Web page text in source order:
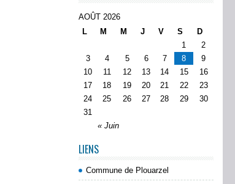
AOÛT 2026
L
M M J V S D
« Juin
1
2
3
4 5 6 7 8
9
10
11 12 13 14 15
16
17
18 19 20 21 22
23
24
25 26 27 28 29
30
31
LIENS
Commune de Plouarzel